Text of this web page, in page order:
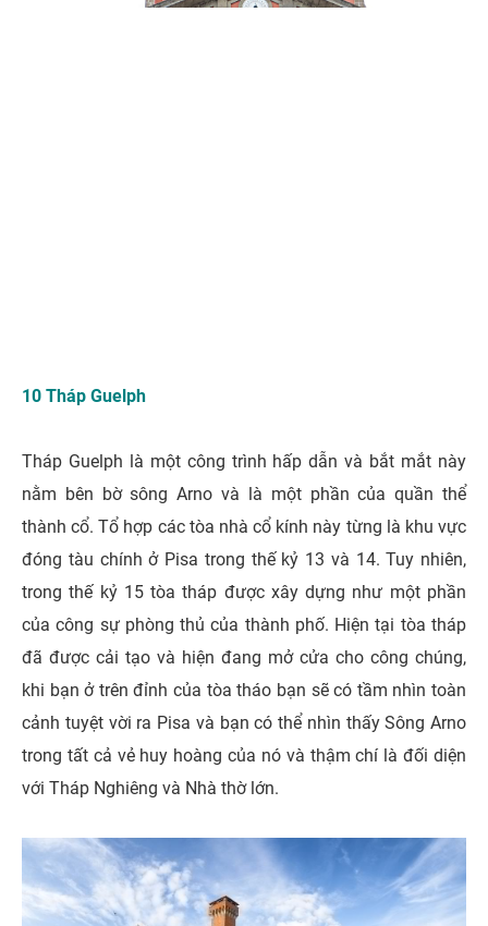
10 Tháp Guelph
Tháp Guelph là một công trình hấp dẫn và bắt mắt này
nằm bên bờ sông Arno và là một phần của quần thể
thành cổ. Tổ hợp các tòa nhà cổ kính này từng là khu vực
đóng tàu chính ở Pisa trong thế kỷ 13 và 14. Tuy nhiên,
trong thế kỷ 15 tòa tháp được xây dựng như một phần
của công sự phòng thủ của thành phố. Hiện tại tòa tháp
đã được cải tạo và hiện đang mở cửa cho công chúng,
khi bạn ở trên đỉnh của tòa tháo bạn sẽ có tầm nhìn toàn
cảnh tuyệt vời ra Pisa và bạn có thể nhìn thấy Sông Arno
trong tất cả vẻ huy hoàng của nó và thậm chí là đối diện
với Tháp Nghiêng và Nhà thờ lớn.